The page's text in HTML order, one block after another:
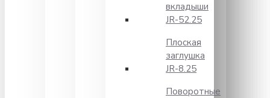
вкладыши
JR-52.25
Плоская
заглушка
JR-8.25
Поворотные